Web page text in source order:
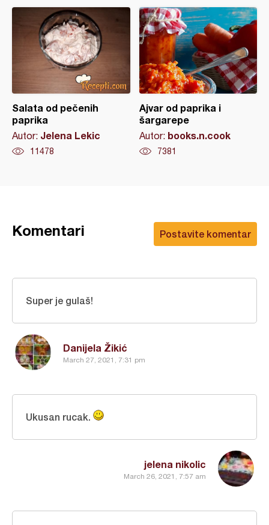
Salata od pečenih
paprika
Autor: Jelena Lekic
11478
Ajvar od paprika i
šargarepe
Autor: books.n.cook
7381
Postavite komentar
Komentari
Danijela Žikić
March 27, 2021, 7:31 pm
Super je gulaš!
jelena nikolic
March 26, 2021, 7:57 am
Ukusan rucak.